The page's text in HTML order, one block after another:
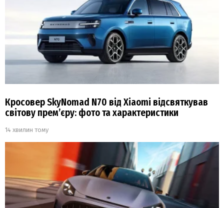
Кросовер SkyNomad N70 від Xiaomi відсвяткував
світову прем’єру: фото та характеристики
14 хвилин тому